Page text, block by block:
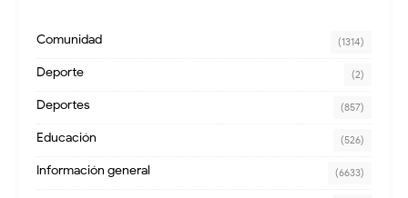
Comunidad (1314)
Deporte (2)
Deportes (857)
Educación (526)
Información general (6633)